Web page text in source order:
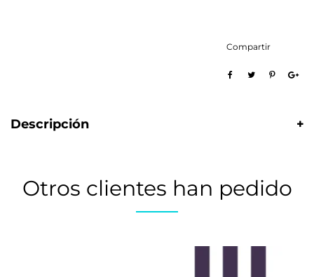
Compartir
Descripción
Otros clientes han pedido